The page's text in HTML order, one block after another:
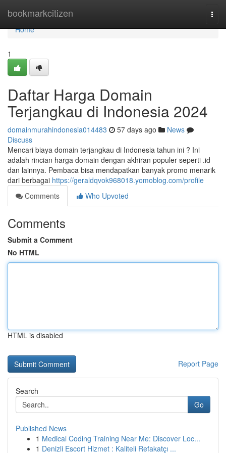
bookmarkcitizen
Home
Home
1
Daftar Harga Domain
Terjangkau di Indonesia 2024
domainmurahindonesia014483 57 days ago
News
Discuss
Mencari biaya domain terjangkau di Indonesia tahun ini ? Ini
adalah rincian harga domain dengan akhiran populer seperti .id
dan lainnya. Pembaca bisa mendapatkan banyak promo menarik
dari berbagai https://geraldqvok968018.yomoblog.com/profile
Comments
Who Upvoted
Comments
Submit a Comment
No HTML
HTML is disabled
Report Page
Search
Go
Published News
1 Medical Coding Training Near Me: Discover Loc...
1 Denizli Escort Hizmet : Kaliteli Refakatçı ...